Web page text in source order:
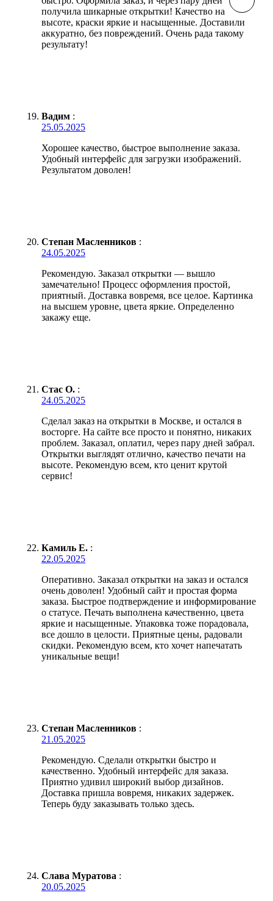
получила шикарные открытки! Качество на
высоте, краски яркие и насыщенные. Доставили
аккуратно, без повреждений. Очень рада такому
результату!
Вадим :
25.05.2025
Хорошее качество, быстрое выполнение заказа.
Удобный интерфейс для загрузки изображений.
Результатом доволен!
Степан Масленников :
24.05.2025
Рекомендую. Заказал открытки — вышло
замечательно! Процесс оформления простой,
приятный. Доставка вовремя, все целое. Картинка
на высшем уровне, цвета яркие. Определенно
закажу еще.
Стас О. :
24.05.2025
Сделал заказ на открытки в Москве, и остался в
восторге. На сайте все просто и понятно, никаких
проблем. Заказал, оплатил, через пару дней забрал.
Открытки выглядят отлично, качество печати на
высоте. Рекомендую всем, кто ценит крутой
сервис!
Камиль Е. :
22.05.2025
Оперативно. Заказал открытки на заказ и остался
очень доволен! Удобный сайт и простая форма
заказа. Быстрое подтверждение и информирование
о статусе. Печать выполнена качественно, цвета
яркие и насыщенные. Упаковка тоже порадовала,
все дошло в целости. Приятные цены, радовали
скидки. Рекомендую всем, кто хочет напечатать
уникальные вещи!
Степан Масленников :
21.05.2025
Рекомендую. Сделали открытки быстро и
качественно. Удобный интерфейс для заказа.
Приятно удивил широкий выбор дизайнов.
Доставка пришла вовремя, никаких задержек.
Теперь буду заказывать только здесь.
Слава Муратова :
20.05.2025